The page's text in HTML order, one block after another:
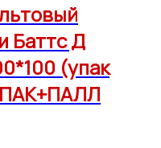
Баттс Д
(упак